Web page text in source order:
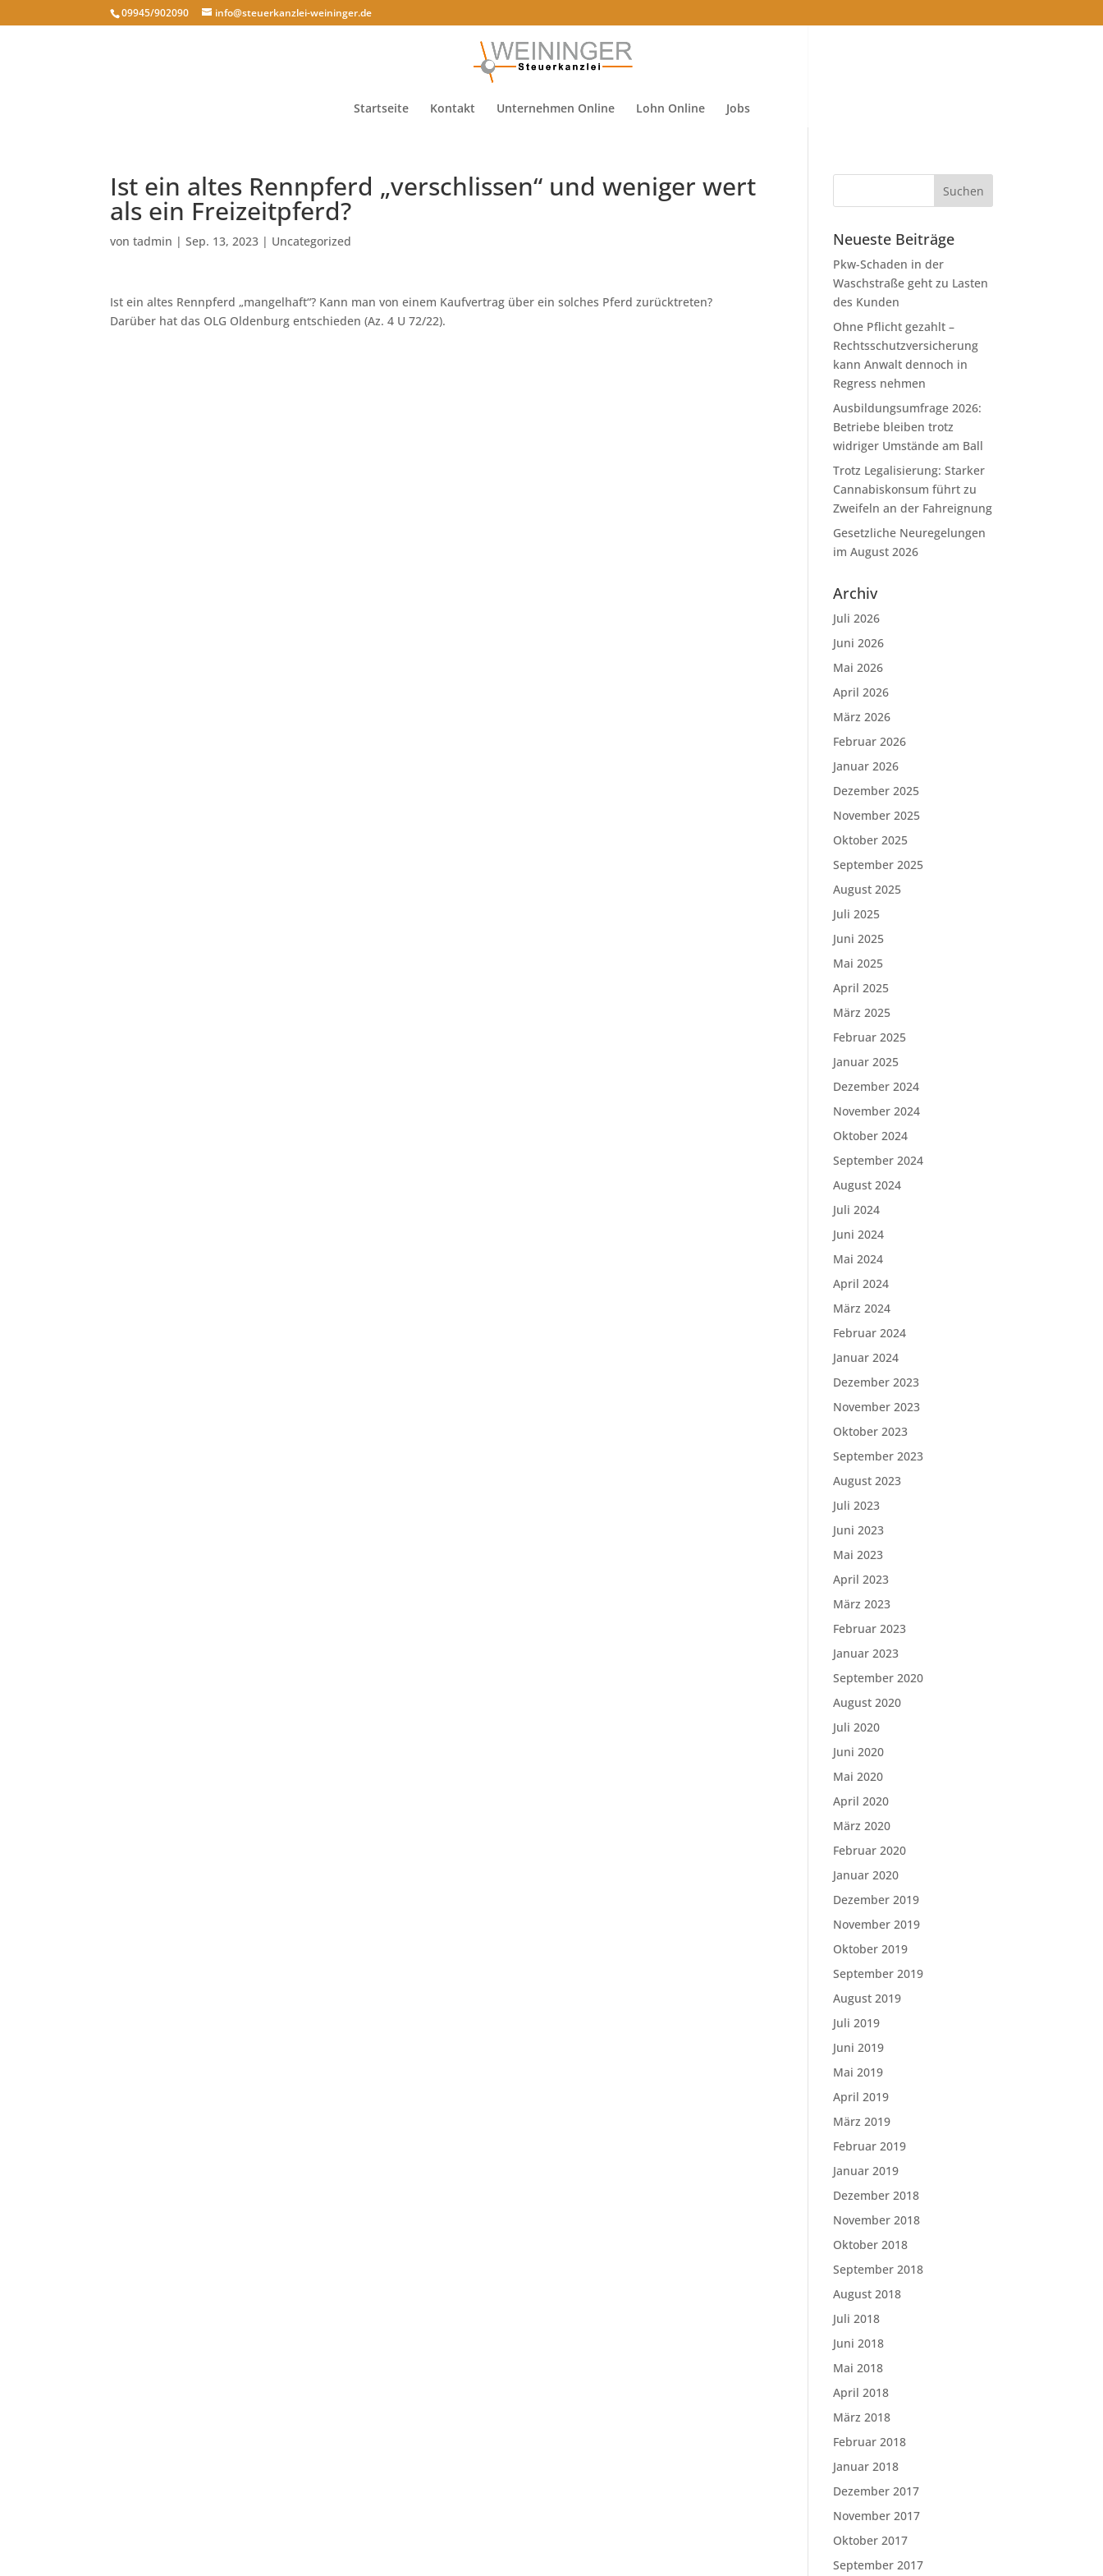
09945/902090 info@steuerkanzlei-weininger.de
Startseite Kontakt Unternehmen Online Lohn Online Jobs
Ist ein altes Rennpferd „verschlissen“ und weniger wert
als ein Freizeitpferd?
vontadmin |Sep. 13, 2023 | Uncategorized
Ist ein altes Rennpferd „mangelhaft“? Kann man von einem Kaufvertrag über ein solches Pferd zurücktreten?
Darüber hat das OLG Oldenburg entschieden (Az. 4 U 72/22).
Neueste Beiträge
Pkw-Schaden in der
Waschstraße geht zu Lasten
des Kunden
Ohne Pflicht gezahlt –
Rechtsschutzversicherung
kann Anwalt dennoch in
Regress nehmen
Ausbildungsumfrage 2026:
Betriebe bleiben trotz
widriger Umstände am Ball
Trotz Legalisierung: Starker
Cannabiskonsum führt zu
Zweifeln an der Fahreignung
Gesetzliche Neuregelungen
im August 2026
Archiv
Juli 2026
Juni 2026
Mai 2026
April 2026
März 2026
Februar 2026
Januar 2026
Dezember 2025
November 2025
Oktober 2025
September 2025
August 2025
Juli 2025
Juni 2025
Mai 2025
April 2025
März 2025
Februar 2025
Januar 2025
Dezember 2024
November 2024
Oktober 2024
September 2024
August 2024
Juli 2024
Juni 2024
Mai 2024
April 2024
März 2024
Februar 2024
Januar 2024
Dezember 2023
November 2023
Oktober 2023
September 2023
August 2023
Juli 2023
Juni 2023
Mai 2023
April 2023
März 2023
Februar 2023
Januar 2023
September 2020
August 2020
Juli 2020
Juni 2020
Mai 2020
April 2020
März 2020
Februar 2020
Januar 2020
Dezember 2019
November 2019
Oktober 2019
September 2019
August 2019
Juli 2019
Juni 2019
Mai 2019
April 2019
März 2019
Februar 2019
Januar 2019
Dezember 2018
November 2018
Oktober 2018
September 2018
August 2018
Juli 2018
Juni 2018
Mai 2018
April 2018
März 2018
Februar 2018
Januar 2018
Dezember 2017
November 2017
Oktober 2017
September 2017